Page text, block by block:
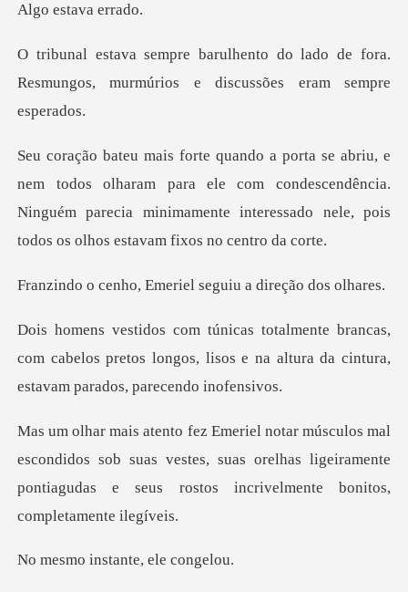
stava
do lado de fora.
Resmungos, murmúrio
haram para ele com condescendência.
Ninguém parecia minimamente inte
Emeriel seguiu a di
s,
com cabelos pretos longos, lisos e na altura da
didos sob suas vestes, suas orelhas ligeiramente
pontiagudas
stante, ele